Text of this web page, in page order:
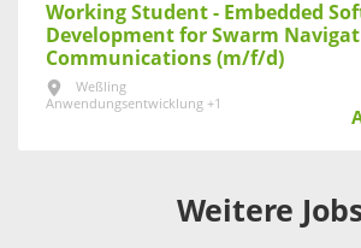
Working Student - Embedded
Development for Swarm
Communications (m/f/d)
Weßling
Anwendungsentwicklung +1
Weitere